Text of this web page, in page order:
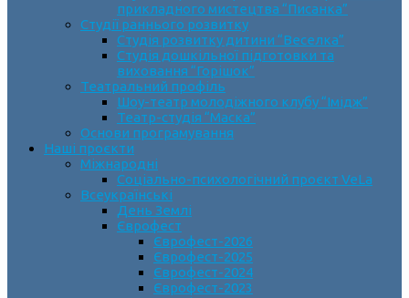
прикладного мистецтва “Писанка”
Студії раннього розвитку
Студія розвитку дитини “Веселка”
Студія дошкільної підготовки та
виховання “Горішок”
Театральний профіль
Шоу-театр молодіжного клубу “Імідж”
Театр-студія “Маска”
Основи програмування
Наші проєкти
Міжнародні
Соціально-психологічний проєкт VeLa
Всеукраїнські
День Землі
Єврофест
Єврофест-2026
Єврофест-2025
Єврофест-2024
Єврофест-2023